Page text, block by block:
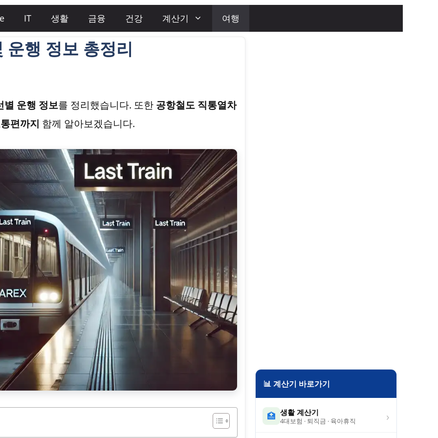
IT 생활 금융 건강 계산기 여행
행 정보 총정리
별 운행 정보를 정리했습니다. 또한 공항철도 직통열차
편까지 함께 알아보겠습니다.
📊 계산기 바로가기
🏥 생활 계산기
4대보험 · 퇴직금 · 육아휴직 ›